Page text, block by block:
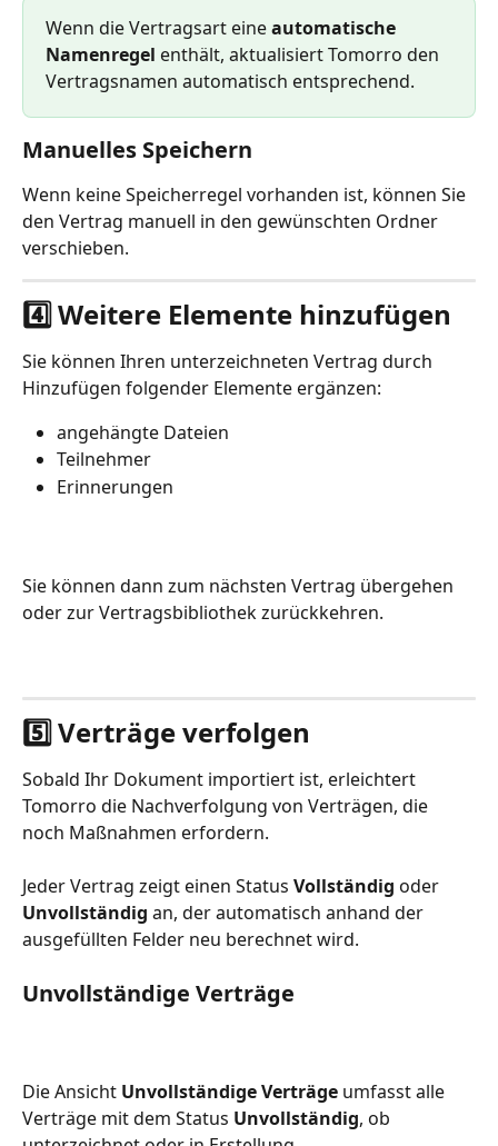
Wenn die Vertragsart eine automatische
Namenregel enthält, aktualisiert Tomorro den
Vertragsnamen automatisch entsprechend.
Manuelles Speichern
Wenn keine Speicherregel vorhanden ist, können Sie
den Vertrag manuell in den gewünschten Ordner
verschieben.
4️⃣ Weitere Elemente hinzufügen
Sie können Ihren unterzeichneten Vertrag durch
Hinzufügen folgender Elemente ergänzen:
angehängte Dateien
Teilnehmer
Erinnerungen
Sie können dann zum nächsten Vertrag übergehen
oder zur Vertragsbibliothek zurückkehren.
5️⃣ Verträge verfolgen
Sobald Ihr Dokument importiert ist, erleichtert
Tomorro die Nachverfolgung von Verträgen, die
noch Maßnahmen erfordern.
Jeder Vertrag zeigt einen Status Vollständig oder
Unvollständig an, der automatisch anhand der
ausgefüllten Felder neu berechnet wird.
Unvollständige Verträge
Die Ansicht Unvollständige Verträge umfasst alle
Verträge mit dem Status Unvollständig, ob